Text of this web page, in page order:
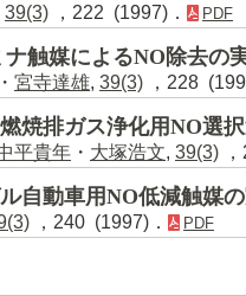
39(3) ，222 (1997)． PDF
ナ触媒によるNO除去の
・ 宮寺達雄, 39(3) ，228
焼排ガス浄化用NO選
平貴年 ・ 大塚浩文, 39(3)
自動車用NO低減触媒
，240 (1997)． PDF